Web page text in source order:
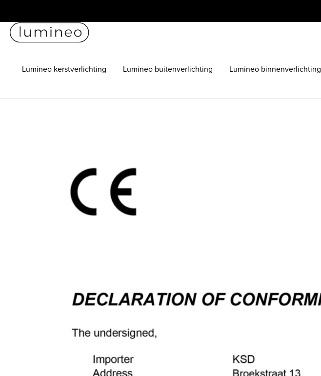
Lumineo kerstverlichting Lumineo buitenverlichting Lumineo binnenverlichting